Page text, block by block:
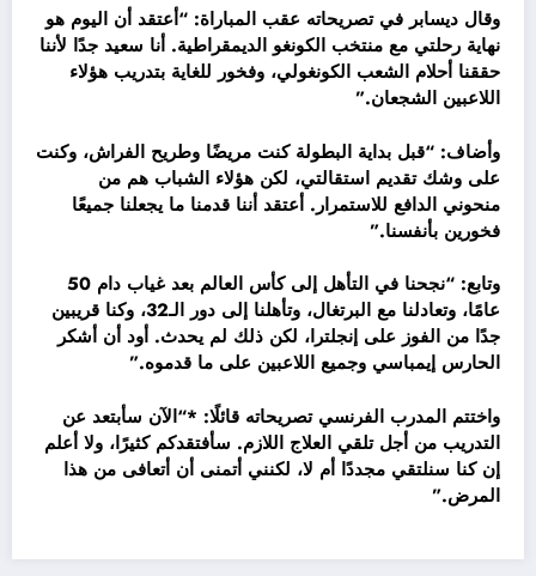
وقال ديسابر في تصريحاته عقب المباراة: “أعتقد أن اليوم هو
نهاية رحلتي مع منتخب الكونغو الديمقراطية. أنا سعيد جدًا لأننا
حققنا أحلام الشعب الكونغولي، وفخور للغاية بتدريب هؤلاء
اللاعبين الشجعان.”
وأضاف: “قبل بداية البطولة كنت مريضًا وطريح الفراش، وكنت
على وشك تقديم استقالتي، لكن هؤلاء الشباب هم من
منحوني الدافع للاستمرار. أعتقد أننا قدمنا ما يجعلنا جميعًا
فخورين بأنفسنا.”
وتابع: “نجحنا في التأهل إلى كأس العالم بعد غياب دام 50
عامًا، وتعادلنا مع البرتغال، وتأهلنا إلى دور الـ32، وكنا قريبين
جدًا من الفوز على إنجلترا، لكن ذلك لم يحدث. أود أن أشكر
الحارس إيمباسي وجميع اللاعبين على ما قدموه.”
واختتم المدرب الفرنسي تصريحاته قائلًا: *“الآن سأبتعد عن
التدريب من أجل تلقي العلاج اللازم. سأفتقدكم كثيرًا، ولا أعلم
إن كنا سنلتقي مجددًا أم لا، لكنني أتمنى أن أتعافى من هذا
المرض.”